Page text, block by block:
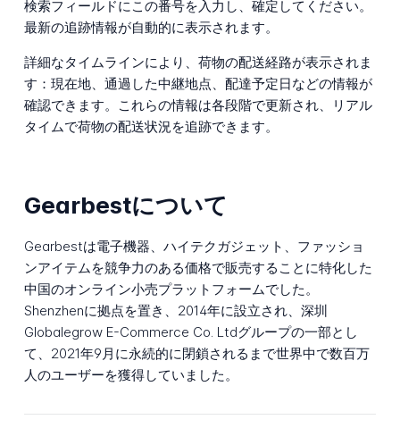
検索フィールドにこの番号を入力し、確定してください。
最新の追跡情報が自動的に表示されます。
詳細なタイムラインにより、荷物の配送経路が表示されま
す：現在地、通過した中継地点、配達予定日などの情報が
確認できます。これらの情報は各段階で更新され、リアル
タイムで荷物の配送状況を追跡できます。
Gearbestについて
Gearbestは電子機器、ハイテクガジェット、ファッショ
ンアイテムを競争力のある価格で販売することに特化した
中国のオンライン小売プラットフォームでした。
Shenzhenに拠点を置き、2014年に設立され、深圳
Globalegrow E-Commerce Co. Ltdグループの一部とし
て、2021年9月に永続的に閉鎖されるまで世界中で数百万
人のユーザーを獲得していました。